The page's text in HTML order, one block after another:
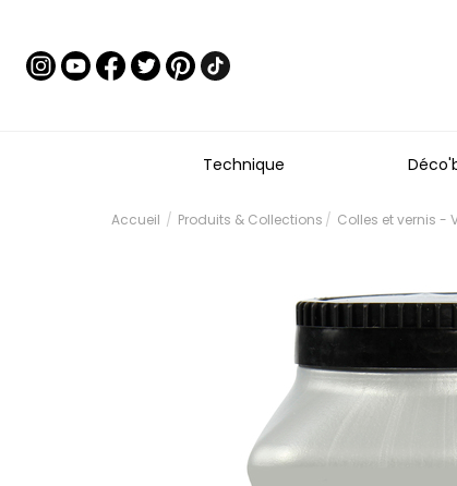
Technique
Accueil Produits & Collections Colles et vernis -